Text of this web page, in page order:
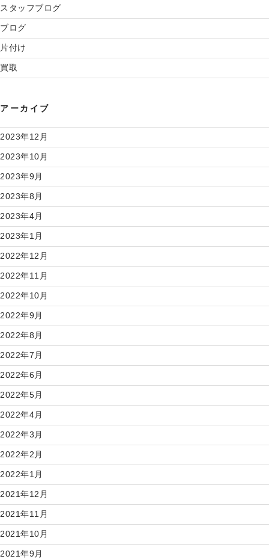
スタッフブログ
ブログ
片付け
買取
アーカイブ
2023年12月
2023年10月
2023年9月
2023年8月
2023年4月
2023年1月
2022年12月
2022年11月
2022年10月
2022年9月
2022年8月
2022年7月
2022年6月
2022年5月
2022年4月
2022年3月
2022年2月
2022年1月
2021年12月
2021年11月
2021年10月
2021年9月